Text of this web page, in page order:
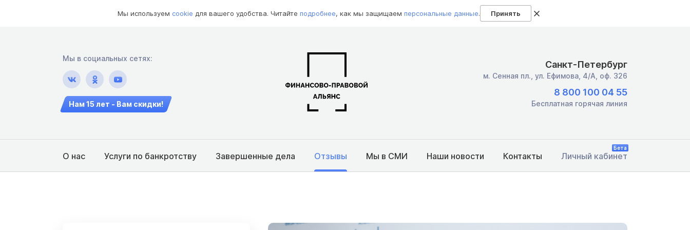
Мы используем cookie для вашего удобства. Читайте подробнее, как мы защищаем персональные данные. Принять
Мы в социальных сетях:
Нам 15 лет - Вам скидки!
Санкт-Петербург
м. Сенная пл., ул. Ефимова, 4/А, оф. 326
8 800 100 04 55
Бесплатная горячая линия
О нас Услуги по банкротству Завершенные дела Отзывы Мы в СМИ Наши новости Контакты Личный кабинет
Бета